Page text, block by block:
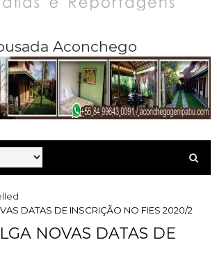
Aconchego
DATAS DE INSCRIÇÃO NO FIES 2020/2
NOVAS DATAS DE